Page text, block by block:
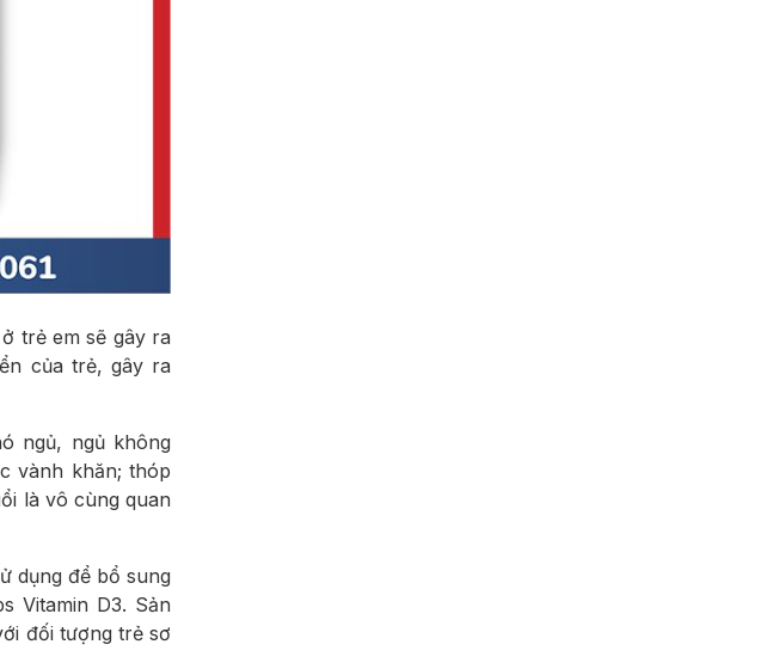
trẻ em sẽ gây ra
của trẻ, gây ra
ngủ, ngủ không
vành khăn; thóp
là vô cùng quan
dụng để bổ sung
Vitamin D3. Sản
đối tượng trẻ sơ